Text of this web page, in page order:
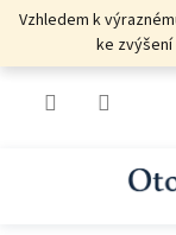
PřejítVzhledem k
ke zvýšení